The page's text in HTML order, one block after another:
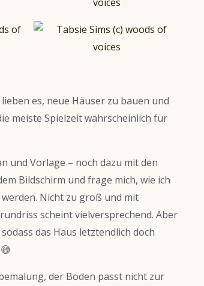
es, neue Häuser zu bauen und
meiste Spielzeit wahrscheinlich für
und Vorlage – noch dazu mit den
Bildschirm und frage mich, wie ich
Nicht zu groß und mit
scheint vielversprechend. Aber
das Haus letztendlich doch
der Boden passt nicht zur